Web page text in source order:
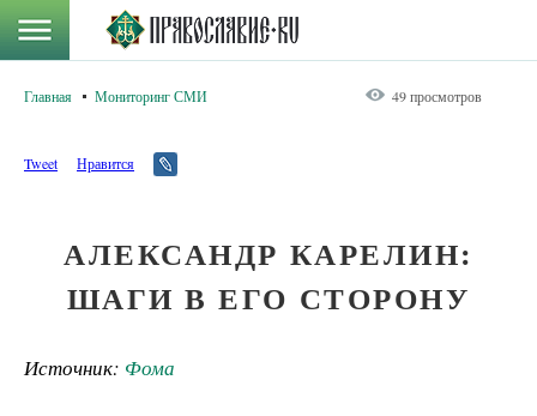
Главная Мониторинг СМИ 49 просмотров
Tweet Нравится
АЛЕКСАНДР КАРЕЛИН:
ШАГИ В ЕГО СТОРОНУ
Источник: Фома